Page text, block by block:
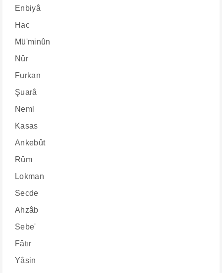
Enbiyâ
Hac
Mü'minûn
Nûr
Furkan
Şuarâ
Neml
Kasas
Ankebût
Rûm
Lokman
Secde
Ahzâb
Sebe'
Fâtır
Yâsin